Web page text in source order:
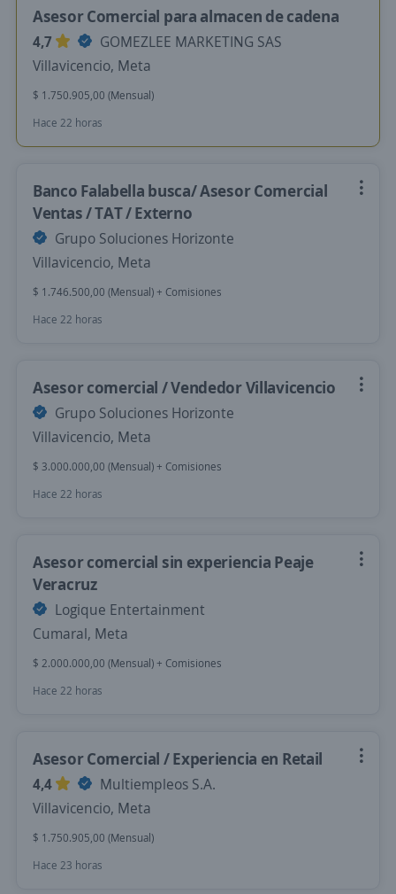
Asesor Comercial para almacen de cadena
4,7
GOMEZLEE MARKETING SAS
Villavicencio, Meta
$ 1.750.905,00 (Mensual)
Hace 22 horas
Banco Falabella busca/ Asesor Comercial
Ventas / TAT / Externo
Grupo Soluciones Horizonte
Villavicencio, Meta
$ 1.746.500,00 (Mensual) + Comisiones
Hace 22 horas
Asesor comercial / Vendedor Villavicencio
Grupo Soluciones Horizonte
Villavicencio, Meta
$ 3.000.000,00 (Mensual) + Comisiones
Hace 22 horas
Asesor comercial sin experiencia Peaje
Veracruz
Logique Entertainment
Cumaral, Meta
$ 2.000.000,00 (Mensual) + Comisiones
Hace 22 horas
Asesor Comercial / Experiencia en Retail
4,4
Multiempleos S.A.
Villavicencio, Meta
$ 1.750.905,00 (Mensual)
Hace 23 horas